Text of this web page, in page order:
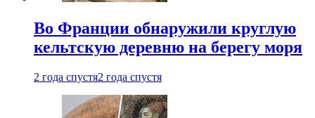
Во Франции обнаружили круглую
кельтскую деревню на берегу моря
2 года спустя2 года спустя